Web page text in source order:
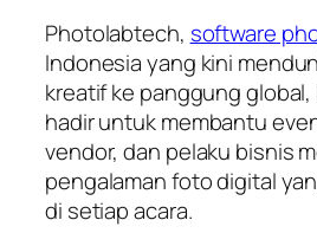
Photolabtech, software
Indonesia yang kini
kreatif ke panggung
hadir untuk membantu
vendor, dan pelaku bisnis
pengalaman foto digital
di setiap acara.